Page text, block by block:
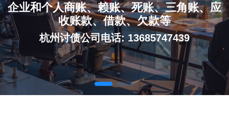
企业和个人商账、赖账、死账、三角账、应
收账款、借款、欠款等
杭州讨债公司电话: 13685747439